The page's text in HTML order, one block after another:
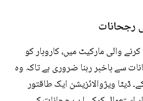
رجحانات
والی مارکیٹ میں، کاروبار کو
سے باخبر رہنا ضروری ہے تاکہ وہ
ڈیٹا ویژوالائزیشن ایک طاقتور